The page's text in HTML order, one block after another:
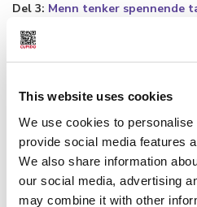
This website uses cookies
We use cookies to
provide social media features
We also share information
our social media, advertising
may combine it with other
Del 3: Menn tenker spennende
Menn er flinkere
selv. Når de
de allerede henger
Del 4:Selv om det gjør vondt
Noen kvinner
samleie, og